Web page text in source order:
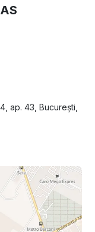
ap. 43, București,